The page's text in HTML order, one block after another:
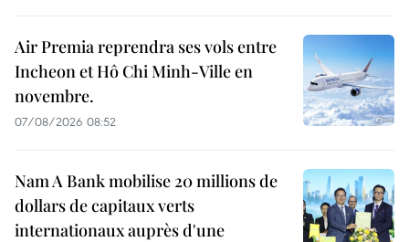
Air Premia reprendra ses vols entre
Incheon et Hô Chi Minh-Ville en
novembre.
07/08/2026 08:52
Nam A Bank mobilise 20 millions de
dollars de capitaux verts
internationaux auprès d'une